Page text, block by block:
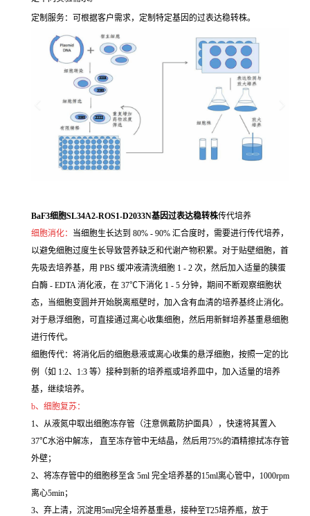
定制服务：可根据客户需求，定制特定基因的过表达稳转株。
BaF3细胞SL34A2-ROS1-D2033N基因过表达稳转株传代培养
细胞消化： 当细胞生长达到 80% - 90% 汇合度时，需要进行传代培养，
以避免细胞过度生长导致营养缺乏和代谢产物积累。对于贴壁细胞，首
先吸去培养基，用 PBS 缓冲液清洗细胞 1 - 2 次，然后加入适量的胰蛋
白酶 - EDTA 消化液，在 37℃下消化 1 - 5 分钟，期间不断观察细胞状
态，当细胞变圆并开始脱离瓶壁时，加入含有血清的培养基终止消化。
对于悬浮细胞，可直接通过离心收集细胞，然后用新鲜培养基重悬细胞
进行传代。
细胞传代：将消化后的细胞悬液或离心收集的悬浮细胞，按照一定的比
例（如 1:2、1:3 等）接种到新的培养瓶或培养皿中，加入适量的培养
基，继续培养。
b、细胞复苏：
1、从液氮中取出细胞冻存管（注意佩戴防护面具），快速将其置入
37℃水浴中解冻， 直至冻存管中无结晶，然后用75%的酒精擦拭冻存管
外壁；
2、将冻存管中的细胞移至含 5ml 完全培养基的15ml离心管中，1000rpm
离心5min；
3、弃上清，沉淀用5ml完全培养基重悬，接种至T25培养瓶，放于